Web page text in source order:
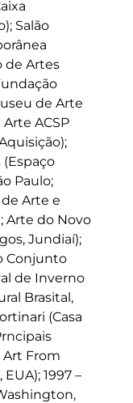
Salão
de Artes
de Arte
Arte ACSP
Paulo;
Arte e
Arte do Novo
Jundiaí);
Conjunto
de Inverno
Brasital,
(Casa
Art From
1997 –